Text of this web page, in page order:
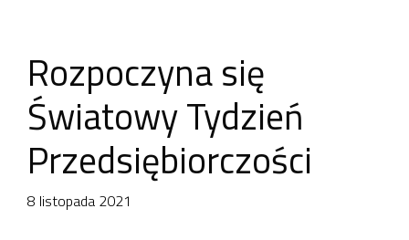
Rozpoczyna się
Światowy Tydzień
Przedsiębiorczości
8 listopada 2021